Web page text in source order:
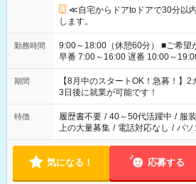
≪自宅からドアtoドアで30分以
します。
勤務時間
9:00～18:00（休憩60分） ■ご希望があれば下記シフトもOK！
早番 7:00～16:00 遅番 10:00～19:00
と休みを合わせたい」 「余裕を持
「できれば残業はしたくない」 な
ね。 ※Wワーク希望の方へ 今ご覧のお仕事で希望する勤務時間
と、もう1つのお仕事の勤務時間。
合は応募できません。
期間
【8月中のスタートOK！急募！
3日後に就業が可能です！
特徴 履歴書不要 / 40～50代活躍中 / 服
上の大量募集 / 電話対応なし / パソ
気になる！ 応募する